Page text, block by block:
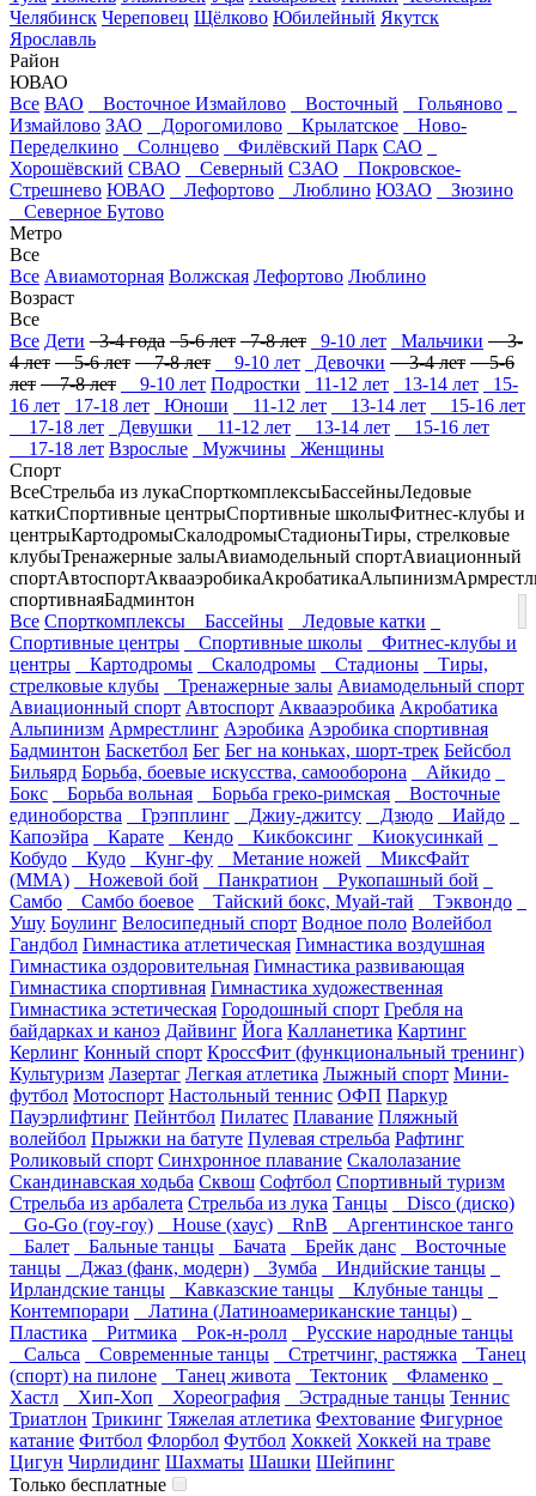
Челябинск Череповец Щёлково Юбилейный Якутск
Ярославль
Район
ЮВАО
Все ВАО Восточное Измайлово Восточный
Гольяново
Измайлово ЗАО Дорогомилово Крылатское
Ново-
Переделкино
Солнцево Филёвский Парк САО
Хорошёвский СВАО Северный СЗАО
Покровское-
Стрешнево ЮВАО Лефортово Люблино ЮЗАО
Зюзино
Северное Бутово
Метро
Все
Все Авиамоторная Волжская Лефортово Люблино
Возраст
Все
Все Дети 3-4 года 5-6 лет 7-8 лет 9-10 лет Мальчики 3-
4 лет 5-6 лет 7-8 лет 9-10 лет Девочки 3-4 лет 5-6
лет 7-8 лет 9-10 лет Подростки 11-12 лет 13-14 лет
15-
16 лет
17-18 лет Юноши 11-12 лет 13-14 лет
15-16 лет
17-18 лет
Девушки 11-12 лет 13-14 лет
15-16 лет
17-18 лет Взрослые Мужчины
Женщины
Спорт
ВсеСтрельба из лукаСпорткомплексыБассейныЛедовые
каткиСпортивные центрыСпортивные школыФитнес-клубы и
центрыКартодромыСкалодромыСтадионыТиры, стрелковые
клубыТренажерные залыАвиамодельный спортАвиационный
спортАвтоспортАквааэробикаАкробатикаАльпинизм
спортивнаяБадминтон
Все Спорткомплексы Бассейны
Ледовые катки
Спортивные центры
Спортивные школы
Фитнес-клубы и
центры
Картодромы Скалодромы Стадионы
Тиры,
стрелковые клубы
Тренажерные залы Авиамодельный спорт
Авиационный спорт Автоспорт Аквааэробика Акробатика
Альпинизм Армрестлинг Аэробика Аэробика спортивная
Бадминтон Баскетбол Бег Бег на коньках, шорт-трек Бейсбол
Бильярд Борьба, боевые искусства, самооборона
Айкидо
Бокс
Борьба вольная Борьба греко-римская
Восточные
единоборства
Грэпплинг Джиу-джитсу Дзюдо
Иайдо
Капоэйра
Карате Кендо Кикбоксинг
Киокусинкай
Кобудо
Кудо Кунг-фу Метание ножей
МиксФайт
(ММА)
Ножевой бой Панкратион
Рукопашный бой
Самбо
Самбо боевое Тайский бокс, Муай-тай
Тэквондо
Ушу Боулинг Велосипедный спорт Водное поло Волейбол
Гандбол Гимнастика атлетическая Гимнастика воздушная
Гимнастика оздоровительная Гимнастика развивающая
Гимнастика спортивная Гимнастика художественная
Гимнастика эстетическая Городошный спорт Гребля на
байдарках и каноэ Дайвинг Йога Калланетика Картинг
Керлинг Конный спорт КроссФит (функциональный тренинг)
Культуризм Лазертаг Легкая атлетика Лыжный спорт Мини-
футбол Мотоспорт Настольный теннис ОФП Паркур
Пауэрлифтинг Пейнтбол Пилатес Плавание Пляжный
волейбол Прыжки на батуте Пулевая стрельба Рафтинг
Роликовый спорт Синхронное плавание Скалолазание
Скандинавская ходьба Сквош Софтбол Спортивный туризм
Стрельба из арбалета Стрельба из лука Танцы
Disco (диско)
Go-Go (гоу-гоу)
House (хаус) RnB
Аргентинское танго
Балет
Бальные танцы Бачата Брейк данс
Восточные
танцы
Джаз (фанк, модерн) Зумба
Индийские танцы
Ирландские танцы
Кавказские танцы
Клубные танцы
Контемпорари
Латина (Латиноамериканские танцы)
Пластика
Ритмика Рок-н-ролл
Русские народные танцы
Сальса
Современные танцы Стретчинг, растяжка
Танец
(спорт) на пилоне
Танец живота Тектоник
Фламенко
Хастл
Хип-Хоп Хореография Эстрадные танцы Теннис
Триатлон Трикинг Тяжелая атлетика Фехтование Фигурное
катание Фитбол Флорбол Футбол Хоккей Хоккей на траве
Цигун Чирлидинг Шахматы Шашки Шейпинг
Только бесплатные